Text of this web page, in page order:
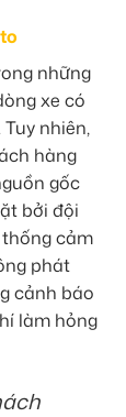
những
xe có
nhiên,
hàng
gốc
bởi đội
cảm
phát
cảnh báo
làm hỏng